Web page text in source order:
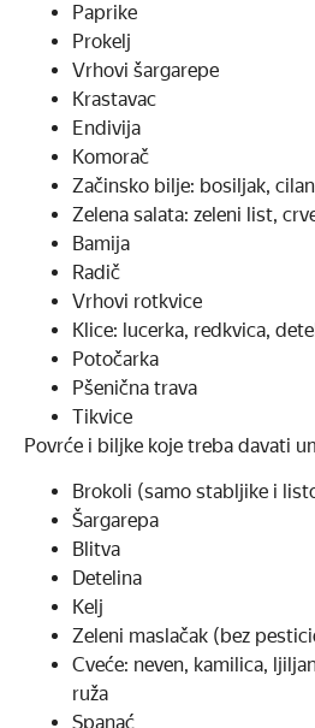
Paprike
Prokelj
Vrhovi šargarepe
Krastavac
Endivija
Komorač
Začinsko bilje: bosiljak,
Zelena salata: zeleni list,
Bamija
Radič
Vrhovi rotkvice
Klice: lucerka, redkvica,
Potočarka
Pšenična trava
Tikvice
Povrće i biljke koje treba davati
Brokoli (samo stabljike i
Šargarepa
Blitva
Detelina
Kelj
Zeleni maslačak (bez
Cveće: neven, kamilica,
ruža
Spanać